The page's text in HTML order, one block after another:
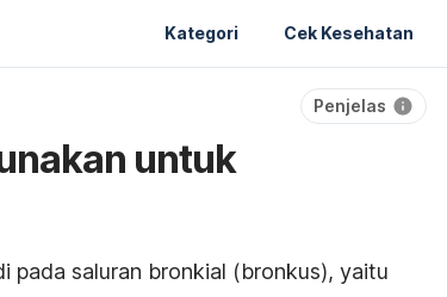
Kategori Cek Kesehatan
Penjelas
untuk
pada saluran bronkial (bronkus), yaitu